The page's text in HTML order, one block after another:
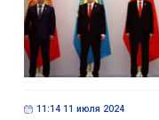
11:14 11 июля 2024